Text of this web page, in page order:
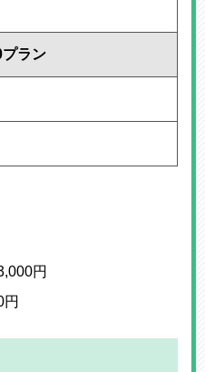
ラン
円